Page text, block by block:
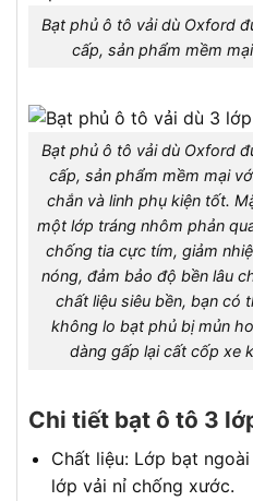
Bạt phủ ô tô vải dù Oxford
cấp, sản phẩm mềm
Bạt phủ ô tô vải dù Oxford
cấp, sản phẩm mềm mại
chắn và linh phụ kiện tốt.
một lớp tráng nhôm phản
chống tia cực tím, giảm
nóng, đảm bảo độ bền lâu
chất liệu siêu bền, bạn có
không lo bạt phủ bị mủn
dàng gấp lại cất cốp xe
Chi tiết bạt ô tô 3
Chất liệu: Lớp bạt
lớp vải nỉ chống xước.